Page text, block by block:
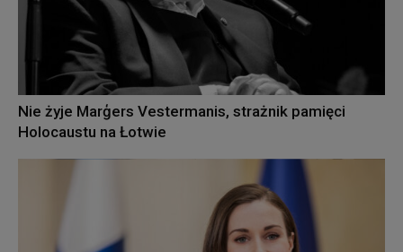
Nie żyje Marģers Vestermanis, strażnik pamięci
Holocaustu na Łotwie